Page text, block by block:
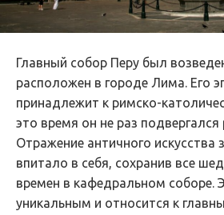
Главный собор Перу был
расположен в городе Лима. Его
принадлежит к римско-
это время он не раз подвергался
Отражение античного искусства
впитало в себя, сохранив все
времен в кафедральном соборе.
уникальным и относится к